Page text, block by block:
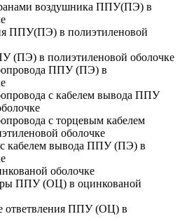
воздушника ППУ(ПЭ) в
ППУ(ПЭ) в полиэтиленовой
(ПЭ) в полиэтиленовой оболочке
ППУ (ПЭ) в
с кабелем вывода ППУ
с торцевым кабелем
оболочке
кабелем вывода ППУ (ПЭ) в
оболочке
ППУ (ОЦ) в оцинкованой
ответвления ППУ (ОЦ) в